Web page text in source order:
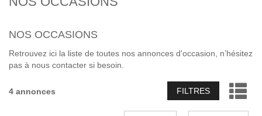
NOS OCCASIONS
Retrouvez ici la liste de toutes nos annonces d'occasion, n’hésitez
pas à nous contacter si besoin.
4 annonces FILTRES